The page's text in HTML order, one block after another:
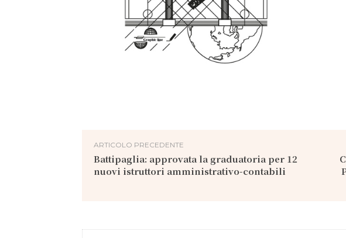
ARTICOLO PRECEDENTE
Battipaglia: approvata la graduatoria per 12
nuovi istruttori amministrativo-contabili